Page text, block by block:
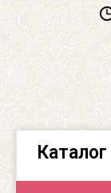
Каталог